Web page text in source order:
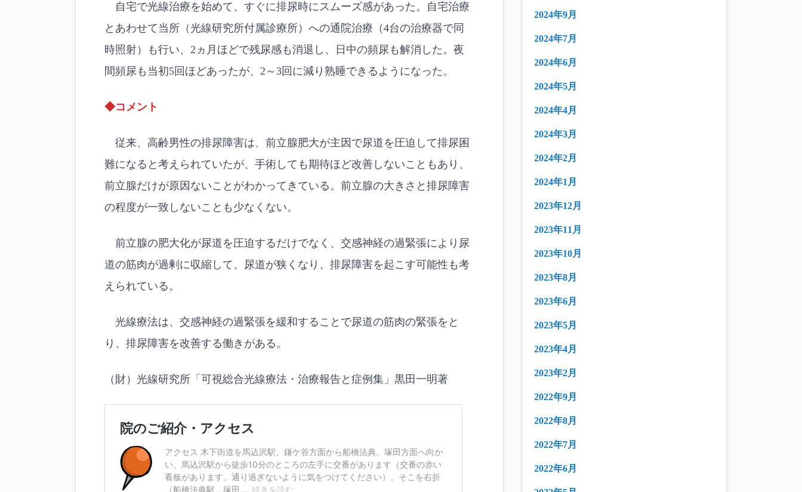
自宅で光線治療を始めて、すぐに排尿時にスムーズ感があった。自宅治療
とあわせて当所（光線研究所付属診療所）への通院治療（4台の治療器で同
時照射）も行い、2ヵ月ほどで残尿感も消退し、日中の頻尿も解消した。夜
間頻尿も当初5回ほどあったが、2～3回に減り熟睡できるようになった。
◆コメント
従来、高齢男性の排尿障害は、前立腺肥大が主因で尿道を圧迫して排尿困
難になると考えられていたが、手術しても期待ほど改善しないこともあり、
前立腺だけが原因ないことがわかってきている。前立腺の大きさと排尿障害
の程度が一致しないことも少なくない。
前立腺の肥大化が尿道を圧迫するだけでなく、交感神経の過緊張により尿
道の筋肉が過剰に収縮して、尿道が狭くなり、排尿障害を起こす可能性も考
えられている。
光線療法は、交感神経の過緊張を緩和することで尿道の筋肉の緊張をと
り、排尿障害を改善する働きがある。
（財）光線研究所「可視総合光線療法・治療報告と症例集」黒田一明著
2024年9月
2024年7月
2024年6月
2024年5月
2024年4月
2024年3月
2024年2月
2024年1月
2023年12月
2023年11月
2023年10月
2023年8月
2023年6月
2023年5月
2023年4月
2023年2月
2022年9月
2022年8月
2022年7月
2022年6月